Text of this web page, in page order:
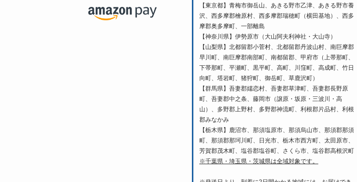
【東京都】青梅市御岳山、あきる野市乙津、あきる野市養
沢、西多摩郡檜原村、西多摩郡瑞穂町（横田基地）、西多
摩郡奥多摩町、一部離島
【神奈川県】伊勢原市（大山阿夫利神社・大山寺）
【山梨県】北都留郡小菅村、北都留郡丹波山村、南巨摩郡
早川町、南巨摩郡南部町、南都留郡、甲府市（上帯那町、
下帯那町、平瀬町、黒平町、高町、川窪町、高成町、竹日
向町、塔岩町、猪狩町、御岳町、草鹿沢町）
【群馬県】吾妻郡嬬恋村、吾妻郡草津町、吾妻郡長野原
町、吾妻郡中之条、藤岡市（譲原・坂原・三波川・高
山）、多野郡上野村、多野郡神流町、利根郡片品村、利根
郡みなかみ
【栃木県】鹿沼市、那須塩原市、那須烏山市、那須郡那須
町、那須郡那珂川町、日光市、栃木市西方町、太田原市、
芳賀郡茂木町、塩谷郡塩谷町、さくら市、塩谷郡高根沢町
※千葉県・埼玉県・茨城県は全域対象です。